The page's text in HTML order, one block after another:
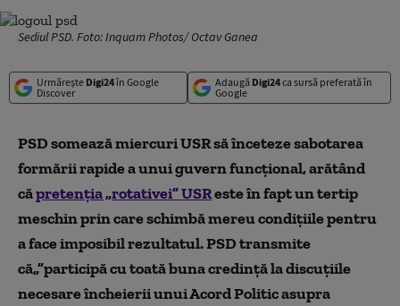
Sediul PSD. Foto: Inquam Photos/ Octav Ganea
Urmărește Digi24în Google
Discover
Adaugă Digi24ca sursă preferată în
Google
PSD somează miercuri USR să înceteze sabotarea
formării rapide a unui guvern funcţional, arătând
căpretenţia „rotativei” USReste în fapt un tertip
meschin prin care schimbă mereu condiţiile pentru
a face imposibil rezultatul. PSD transmite
că„”participă cu toată buna credinţă la discuţiile
necesare încheierii unui Acord Politic asupra